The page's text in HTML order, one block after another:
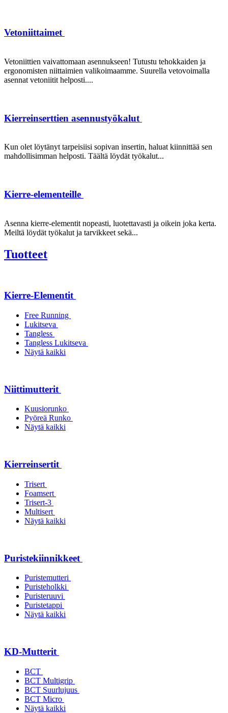
Vetoniittaimet
Vetoniittien vaivattomaan asennukseen! Tutustu tehokkaiden ja
ergonomisten niittaimien valikoimaamme. Suurella vetovoimalla
asennat vetoniitit helposti....
Kierreinserttien asennustyökalut
Kun olet löytänyt tarpeisiisi sopivan insertin, haluat kiinnittää sen
mahdollisimman helposti. Täältä löydät työkalut...
Kierre-elementeille
Asenna kierre-elementit nopeasti, luotettavasti ja oikein joka kerta.
Meiltä löydät työkalut ja tarvikkeet sekä...
Tuotteet
Kierre-Elementit
Free Running
Lukitseva
Tangless
Tangless Lukitseva
Näytä kaikki
Niittimutterit
Kuusiorunko
Pyöreä Runko
Näytä kaikki
Kierreinsertit
Trisert
Foamsert
Trisert-3
Multisert
Näytä kaikki
Puristekiinnikkeet
Puristemutteri
Puristeholkki
Puristeruuvi
Puristetappi
Näytä kaikki
KD-Mutterit
BCT
BCT Multigrip
BCT Suurlujuus
BCT Micro
Näytä kaikki